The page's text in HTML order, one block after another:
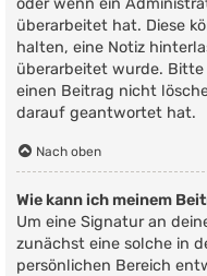
oder wenn ein
überarbeitet hat. Diese
halten, eine Notiz
überarbeitet wurde.
einen Beitrag nicht
darauf geantwortet hat.
Nach oben
Wie kann ich meinem
Um eine Signatur an
zunächst eine solche in
persönlichen Bereich